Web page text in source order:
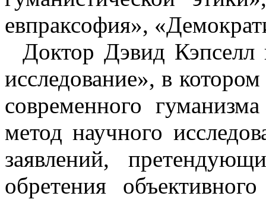
евпраксофия»,
Доктор Дэвид Кэпселл
исследование», в
современного
метод научного
заявлений,
обретения